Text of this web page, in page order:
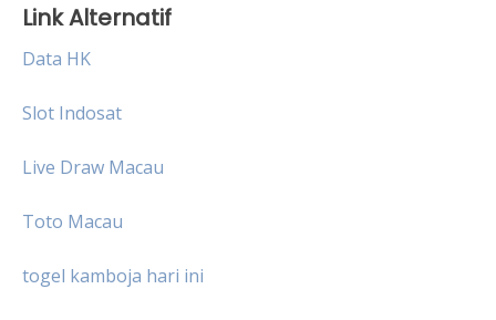
Link Alternatif
Data HK
Slot Indosat
Live Draw Macau
Toto Macau
togel kamboja hari ini